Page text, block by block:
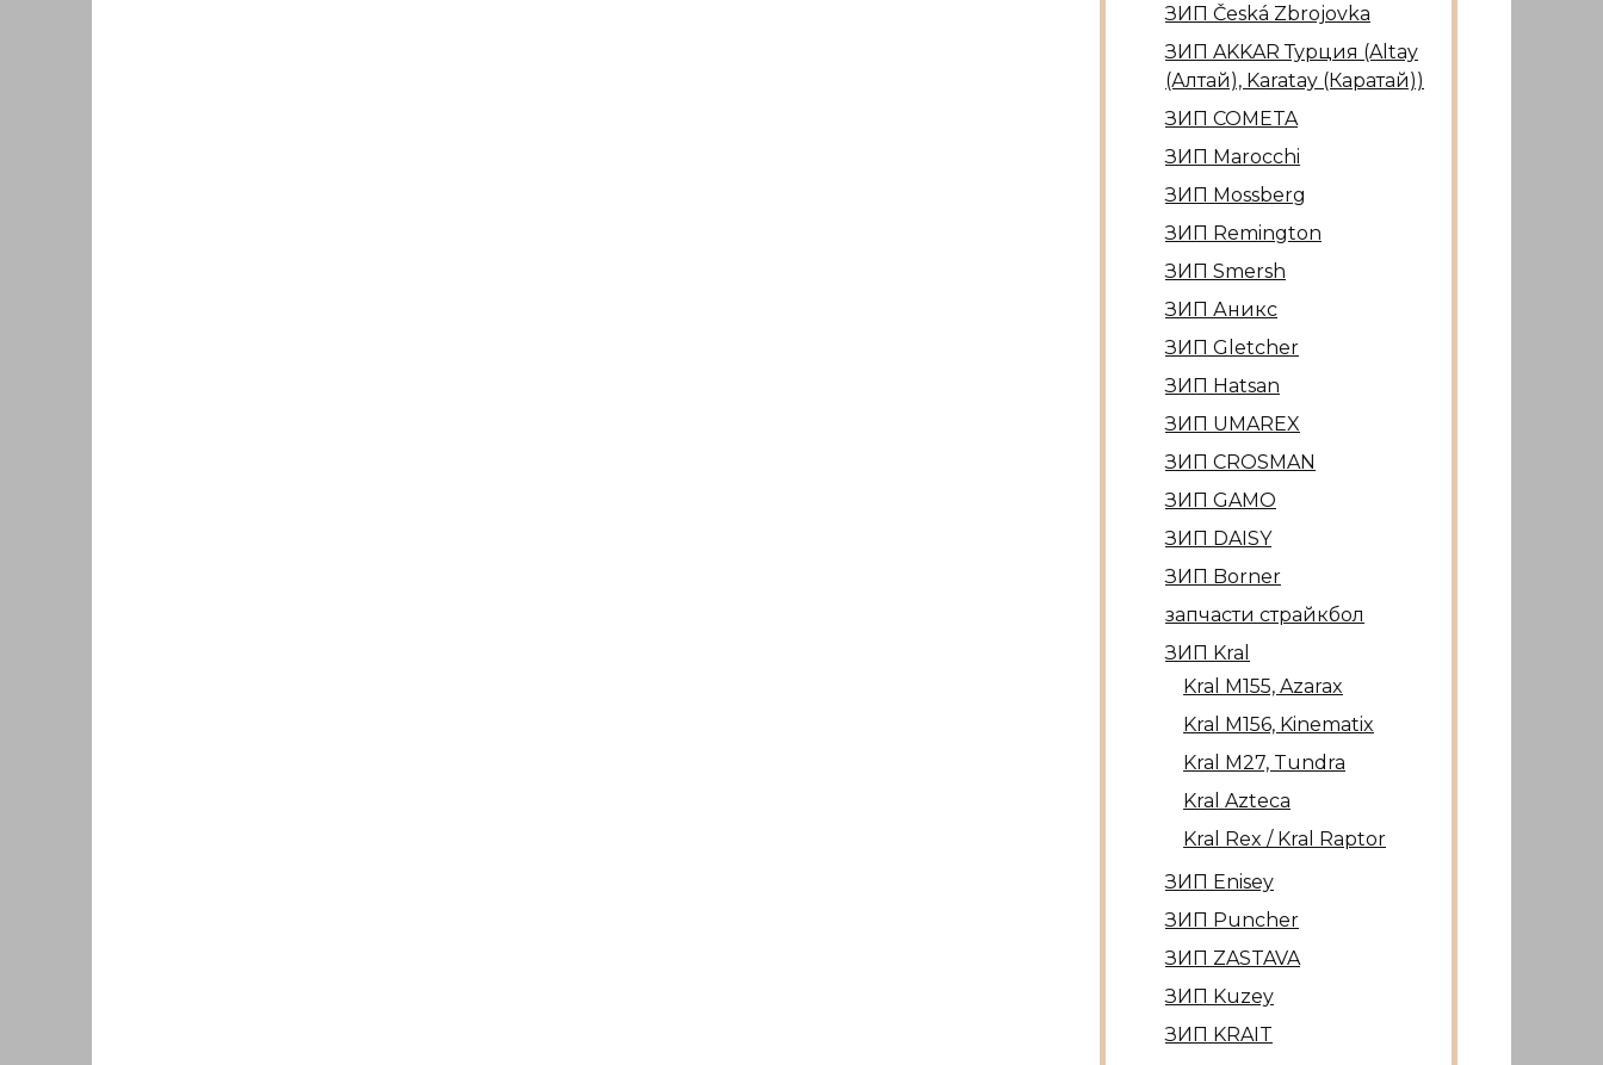
ЗИП Česká Zbrojovka
ЗИП AKKAR Турция (Altay
(Алтай), Karatay (Каратай))
ЗИП COMETA
ЗИП Marocсhi
ЗИП Mossberg
ЗИП Remington
ЗИП Smersh
ЗИП Аникс
ЗИП Gletcher
ЗИП Hatsan
ЗИП UMAREX
ЗИП CROSMAN
ЗИП GAMO
ЗИП DAISY
ЗИП Borner
запчасти страйкбол
ЗИП Kral
Kral М155, Azarax
Kral М156, Kinematix
Kral М27, Tundra
Kral Azteca
Kral Rex / Kral Raptor
ЗИП Enisey
ЗИП Puncher
ЗИП ZASTAVA
ЗИП Kuzey
ЗИП KRAIT